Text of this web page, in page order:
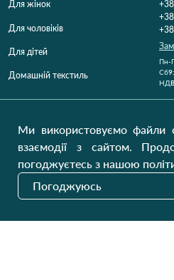
Для жінок
Для чоловіків
Для дітей
Домашній текстиль
Пн-
Cб
НД
Наші оновлення
Ми використовуємо файли
взаємодії з сайтом.
погоджуєтесь з нашою
Погоджуюсь